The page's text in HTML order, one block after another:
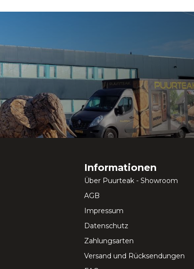
Informationen
Über Puurteak - Showroom
AGB
Impressum
Datenschutz
Zahlungsarten
Versand und Rücksendungen